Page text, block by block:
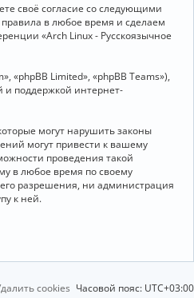
ц
своё согласие со следующими
в любое время и сделаем
«Arch Linux - Русскоязычное
Limited», «phpBB Teams»),
и поддержкой интернет-
могут нарушить законы
могут привести к вашему
проведения такой
в любое время по своему
разрешения, ни администрация
к ней.
Часовой пояс: UTC+03:00
cookies